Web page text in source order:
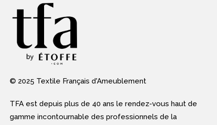
© 2025 Textile Français d'Ameublement
TFA est depuis plus de 40 ans le rendez-vous haut de
gamme incontournable des professionnels de la